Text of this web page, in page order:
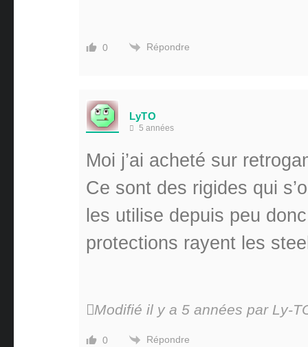
0 Répondre
LyTO
5 années
Moi j’ai acheté sur
Ce sont des rigides qui
les utilise depuis peu
protections rayent les
Modifié il y a 5 années par Ly-
0 Répondre